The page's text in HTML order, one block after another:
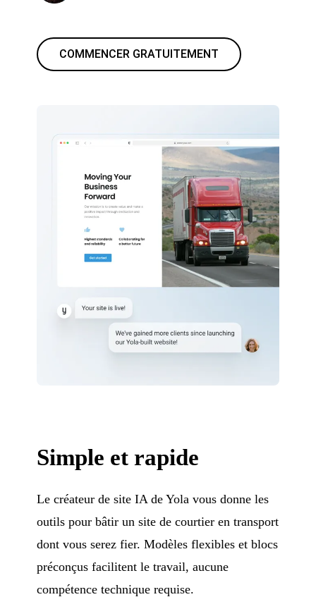
COMMENCER GRATUITEMENT
Simple et rapide
Le créateur de site IA de Yola vous donne les
outils pour bâtir un site de courtier en transport
dont vous serez fier. Modèles flexibles et blocs
préconçus facilitent le travail, aucune
compétence technique requise.